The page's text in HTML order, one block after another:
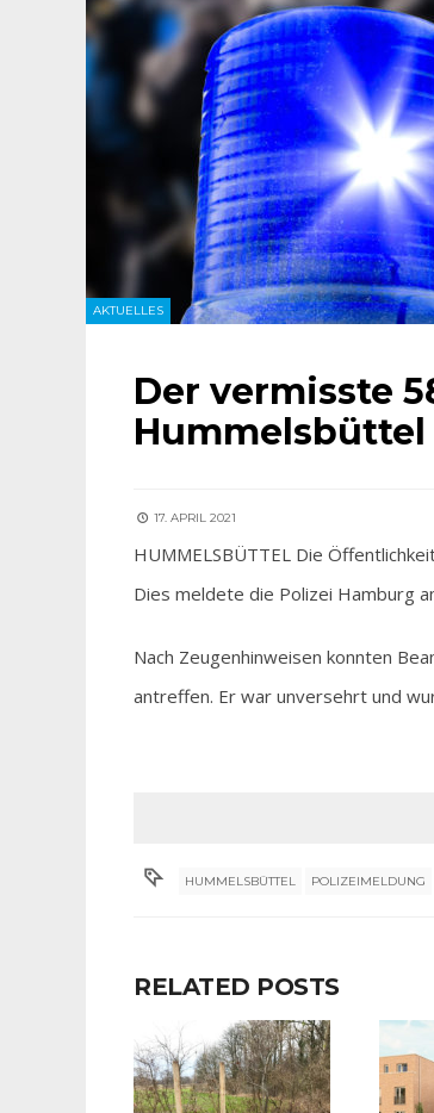
AKTUELLES
Der vermisste
Hummelsbüttel
17. APRIL 2021
HUMMELSBÜTTEL Die
Dies meldete die Polizei Hamburg
Nach Zeugenhinweisen konnten
antreffen. Er war unversehrt und
HUMMELSBÜTTEL POLIZEIMELDUNG
RELATED POSTS